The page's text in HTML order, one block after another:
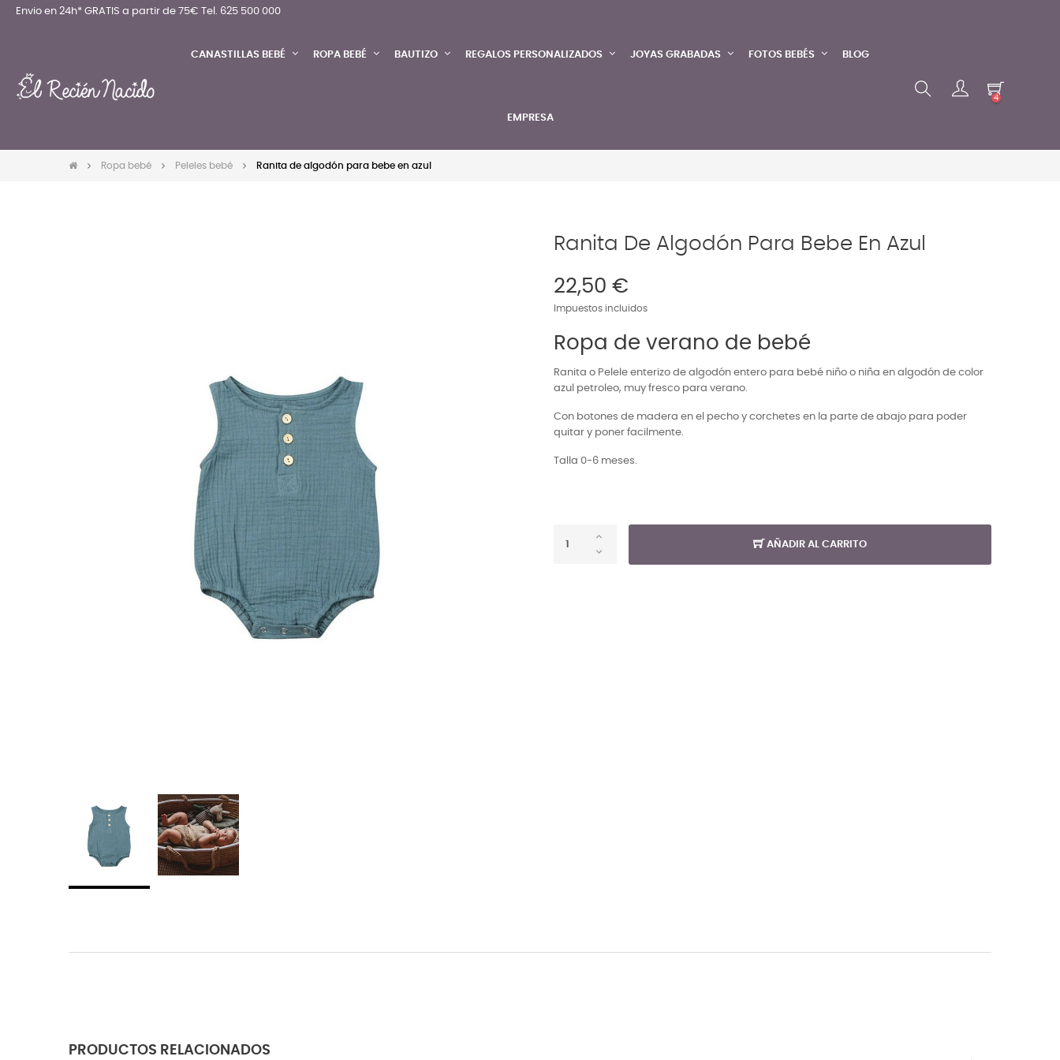
Envio en 24h* GRATIS a partir de 75€ Tel. 625 500 000
CANASTILLAS BEBÉ ROPA BEBÉ BAUTIZO REGALOS PERSONALIZADOS JOYAS GRABADAS FOTOS BEBÉS BLOG
EMPRESA
4
Ropa bebé Peleles bebé Ranita de algodón para bebe en azul
Ranita De Algodón Para Bebe En Azul
22,50 €
Impuestos incluidos
Ropa de verano de bebé
Ranita o Pelele enterizo de algodón entero para bebé niño o niña en algodón de color
azul petroleo, muy fresco para verano.
Con botones de madera en el pecho y corchetes en la parte de abajo para poder
quitar y poner facilmente.
Talla 0-6 meses.
AÑADIR AL CARRITO
PRODUCTOS RELACIONADOS